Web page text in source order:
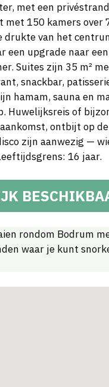
met een
150 kamers over
drukte van het
upgrade naar
Suites zijn 35 m²
snackbar,
hamam, sauna en
Huwelijksreis of
ontbijt op
zijn aanwezig —
16 jaar.
rondom Bodrum
waar je kunt